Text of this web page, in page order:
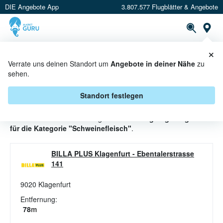
DIE Angebote App 3.807.577 Flugblätter & Angebote
Verrate uns deinen Standort um Angebote in deiner Nähe zu
sehen.
Standort festlegen
×
SCHWEINEFLEISCH ANGEBOTE &
AKTIONEN BEI BILLA PLUS
für die Kategorie "Schweinefleisch".
BILLA PLUS Klagenfurt - Ebentalerstrasse
141
9020 Klagenfurt
Entfernung:
78m